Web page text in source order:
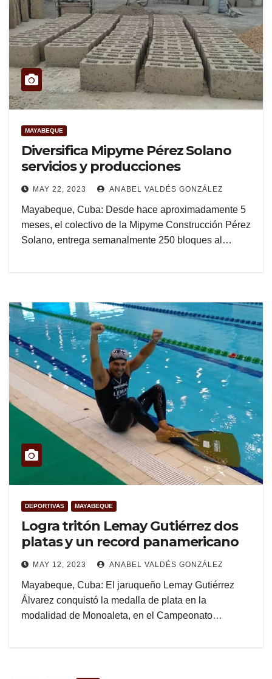
MAYABEQUE
Diversifica Mipyme Pérez Solano
servicios y producciones
MAY 22, 2023 ANABEL VALDÉS GONZÁLEZ
Mayabeque, Cuba: Desde hace aproximadamente 5
meses, el colectivo de la Mipyme Construcción Pérez
Solano, entrega semanalmente 250 bloques al…
DEPORTIVAS MAYABEQUE
Logra tritón Lemay Gutiérrez dos
platas y un record panamericano
MAY 12, 2023 ANABEL VALDÉS GONZÁLEZ
Mayabeque, Cuba: El jaruqueño Lemay Gutiérrez
Álvarez conquistó la medalla de plata en la
modalidad de Monoaleta, en el Campeonato…